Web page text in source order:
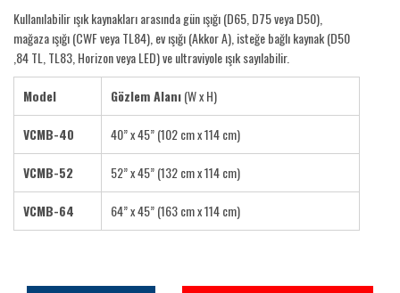
Kullanılabilir ışık kaynakları arasında gün ışığı (D65, D75 veya D50),
mağaza ışığı (CWF veya TL84), ev ışığı (Akkor A), isteğe bağlı kaynak (D50
,84 TL, TL83, Horizon veya LED) ve ultraviyole ışık sayılabilir.
Model Gözlem Alanı(W x H)
VCMB-40 40” x 45” (102 cm x 114 cm)
VCMB-52 52” x 45” (132 cm x 114 cm)
VCMB-64 64” x 45” (163 cm x 114 cm)